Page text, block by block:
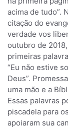
acima de tudo”.
citação do
verdade vos
outubro de
primeiras
“Eu não estive
Deus”.
uma mão e a
Essas palavras
piscadela para
apoiaram sua